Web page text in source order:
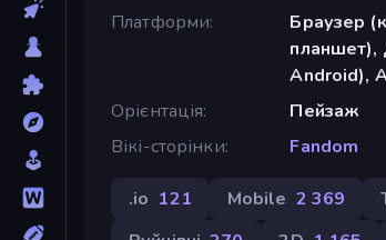
Платформи
Браузер
планшет),
Android),
Орієнтація
Пейзаж
Вікі-сторінки
Fandom
.io 121 Mobile 2 369